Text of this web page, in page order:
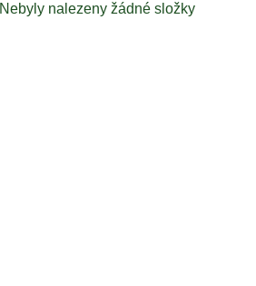
Nebyly nalezeny žádné složky